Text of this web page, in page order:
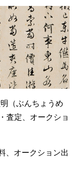
（ぶんちょうめ
査定、オークショ
、オークション出